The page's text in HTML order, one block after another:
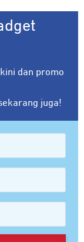
dan promo
juga!